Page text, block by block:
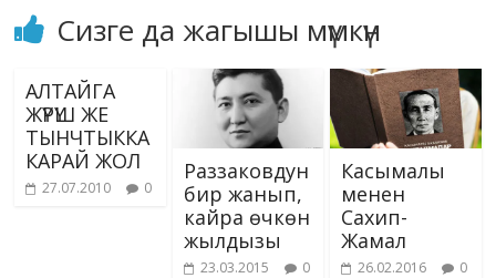
Сизге да жагышы мүмкүн
АЛТАЙГА
ЖҮРҮШ ЖЕ
ТЫНЧТЫККА
КАРАЙ ЖОЛ
27.07.2010 0
Раззаковдун
бир жанып,
кайра өчкөн
жылдызы
23.03.2015 0
Касымалы
менен
Сахип-
Жамал
26.02.2016 0